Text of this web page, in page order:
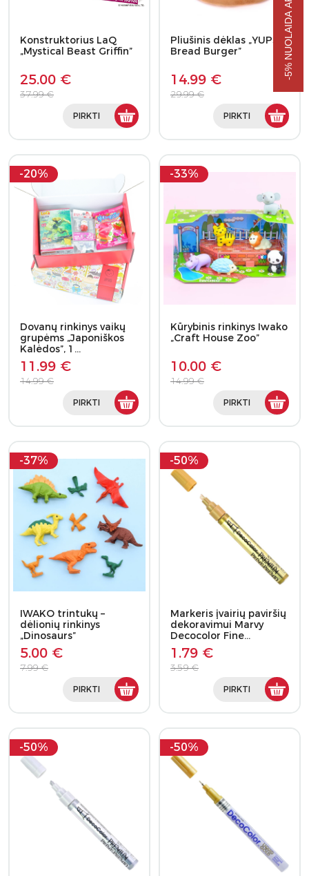
Konstruktorius LaQ
„Mystical Beast Griffin”
25.00 €
37.99 €
PIRKTI
Pliušinis dėklas „YUP3!
Bread Burger”
14.99 €
29.99 €
PIRKTI
-20%
Dovanų rinkinys vaikų
grupėms „Japoniškos
Kalėdos”, 1…
11.99 €
14.99 €
PIRKTI
-33%
Kūrybinis rinkinys Iwako
„Craft House Zoo”
10.00 €
14.99 €
PIRKTI
-37%
IWAKO trintukų –
dėlionių rinkinys
„Dinosaurs”
5.00 €
7.99 €
PIRKTI
-50%
Markeris įvairių paviršių
dekoravimui Marvy
Decocolor Fine…
1.79 €
3.59 €
PIRKTI
-50% -50%